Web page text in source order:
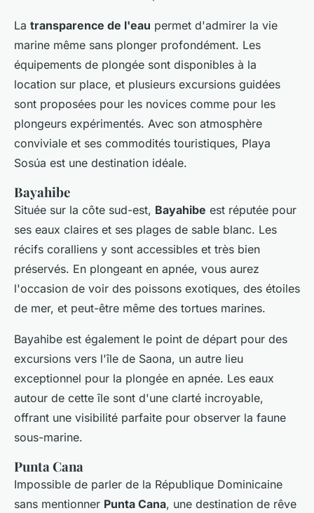
La transparence de l'eau permet d'admirer la vie
marine même sans plonger profondément. Les
équipements de plongée sont disponibles à la
location sur place, et plusieurs excursions guidées
sont proposées pour les novices comme pour les
plongeurs expérimentés. Avec son atmosphère
conviviale et ses commodités touristiques, Playa
Sosúa est une destination idéale.
Bayahibe
Située sur la côte sud-est, Bayahibe est réputée pour
ses eaux claires et ses plages de sable blanc. Les
récifs coralliens y sont accessibles et très bien
préservés. En plongeant en apnée, vous aurez
l'occasion de voir des poissons exotiques, des étoiles
de mer, et peut-être même des tortues marines.
Bayahibe est également le point de départ pour des
excursions vers l'île de Saona, un autre lieu
exceptionnel pour la plongée en apnée. Les eaux
autour de cette île sont d'une clarté incroyable,
offrant une visibilité parfaite pour observer la faune
sous-marine.
Punta Cana
Impossible de parler de la République Dominicaine
sans mentionner Punta Cana, une destination de rêve